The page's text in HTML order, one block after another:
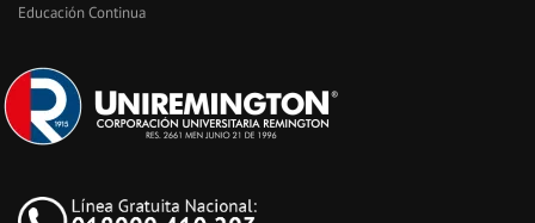
Educación Continua